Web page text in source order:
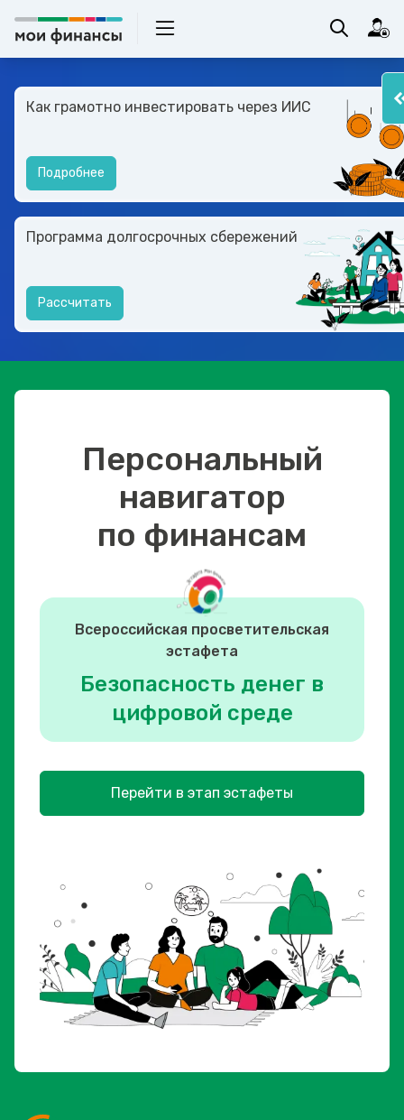
Как грамотно инвестировать через ИИС
Подробнее
Программа долгосрочных сбережений
Рассчитать
Персональный
навигатор
по финансам
Всероссийская просветительская
эстафета
Безопасность денег в
цифровой среде
Перейти в этап эстафеты